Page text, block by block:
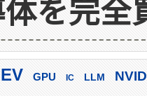
を完全
EV GPU IC LLM